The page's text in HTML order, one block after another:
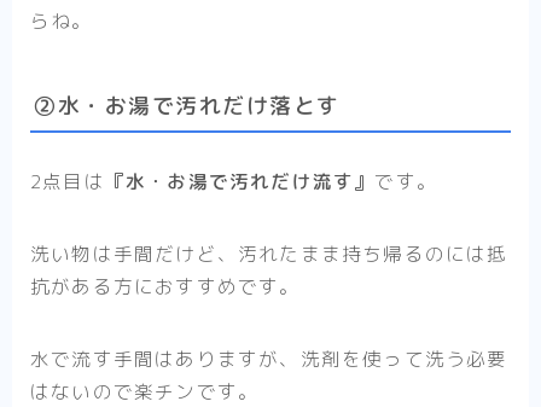
らね。
②水・お湯で汚れだけ落とす
2点目は 『水・お湯で汚れだけ流す』 です。
洗い物は手間だけど、汚れたまま持ち帰るのには抵
抗がある方におすすめです。
水で流す手間はありますが、洗剤を使って洗う必要
はないので楽チンです。